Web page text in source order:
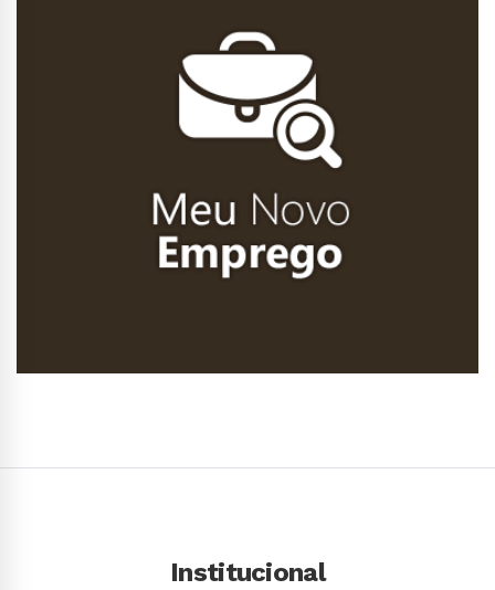
Institucional